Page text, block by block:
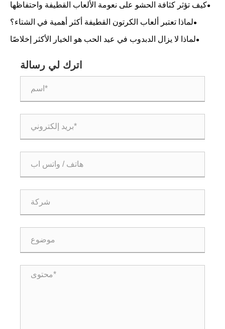
كيف تؤثر كثافة الحشو على نعومة الألعاب القطيفة واحتفاظها
بشكلها؟
لماذا تعتبر ألعاب الكرتون القطيفة أكثر أهمية في الشتاء؟
لماذا لا يزال الدبدوب في عيد الحب هو الخيار الأكثر إخلاصًا
اترك لي رسالة